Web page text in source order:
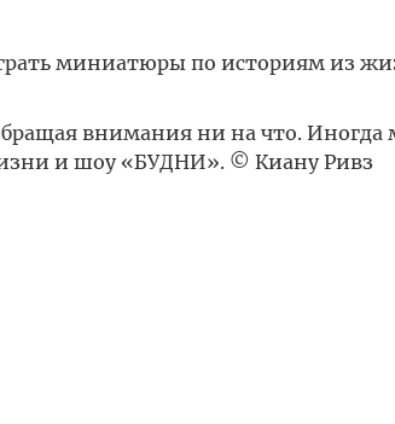
миниатюры по историям из
внимания ни на что. Иногда
и шоу «БУДНИ». © Киану Ривз